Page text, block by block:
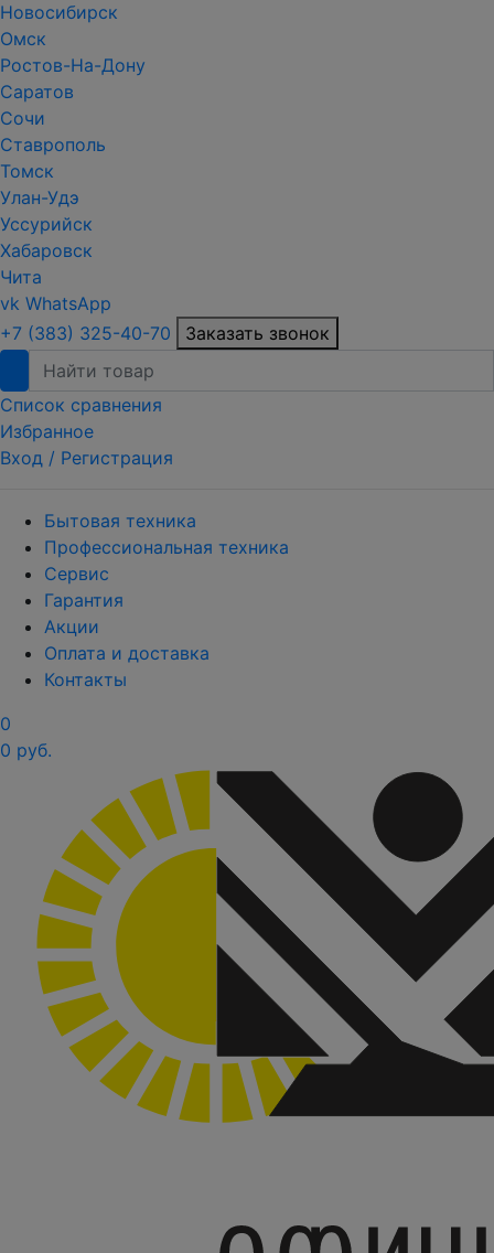
Новосибирск
Омск
Ростов-На-Дону
Саратов
Сочи
Ставрополь
Томск
Улан-Удэ
Уссурийск
Хабаровск
Чита
vk WhatsApp
+7 (383) 325-40-70
Заказать звонок
Список сравнения
Избранное
Вход / Регистрация
Бытовая техника
Профессиональная техника
Сервис
Гарантия
Акции
Оплата и доставка
Контакты
0
0 руб.